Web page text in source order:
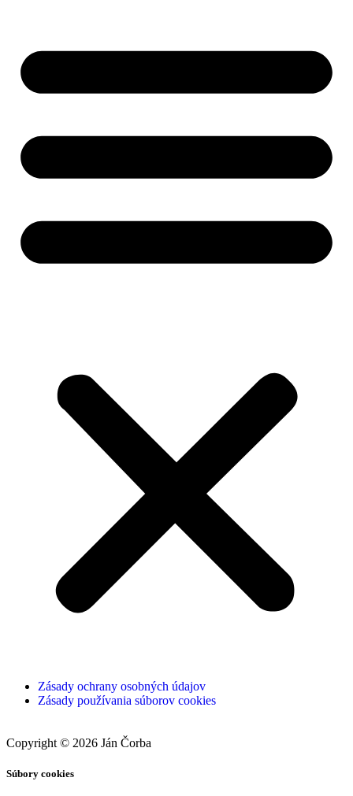
Zásady ochrany osobných údajov
Zásady používania súborov cookies
Copyright © 2026 Ján Čorba
Súbory cookies